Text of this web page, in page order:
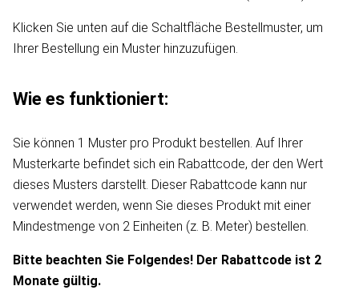
Klicken Sie unten auf die Schaltfläche Bestellmuster, um
Ihrer Bestellung ein Muster hinzuzufügen.
Wie es funktioniert:
Sie können 1 Muster pro Produkt bestellen. Auf Ihrer
Musterkarte befindet sich ein Rabattcode, der den Wert
dieses Musters darstellt. Dieser Rabattcode kann nur
verwendet werden, wenn Sie dieses Produkt mit einer
Mindestmenge von 2 Einheiten (z. B. Meter) bestellen.
Bitte beachten Sie Folgendes! Der Rabattcode ist 2
Monate gültig.